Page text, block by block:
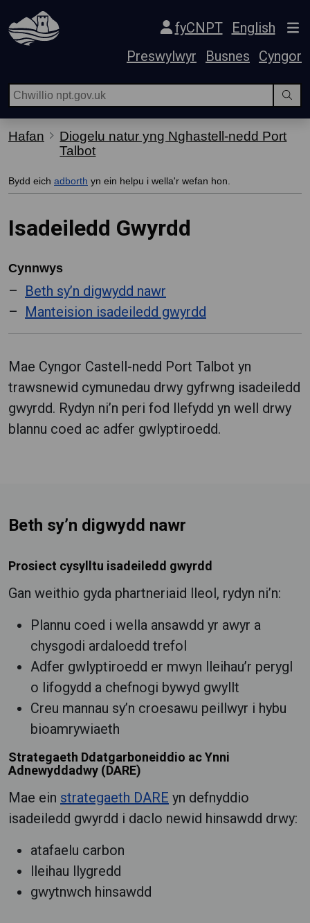
Hepgor gwe-lywio
fyCNPT
English
Preswylwyr
Busnes Cyngor
Hafan
Diogelu natur yng Nghastell-nedd Port
Talbot
Bydd eich adborth yn ein helpu i wella'r wefan hon.
Isadeiledd Gwyrdd
Cynnwys
Beth sy’n digwydd nawr
Manteision isadeiledd gwyrdd
Mae Cyngor Castell-nedd Port Talbot yn
trawsnewid cymunedau drwy gyfrwng isadeiledd
gwyrdd. Rydyn ni’n peri fod llefydd yn well drwy
blannu coed ac adfer gwlyptiroedd.
Beth sy’n digwydd nawr
Prosiect cysylltu isadeiledd gwyrdd
Gan weithio gyda phartneriaid lleol, rydyn ni’n:
Plannu coed i wella ansawdd yr awyr a
chysgodi ardaloedd trefol
Adfer gwlyptiroedd er mwyn lleihau’r perygl
o lifogydd a chefnogi bywyd gwyllt
Creu mannau sy’n croesawu peillwyr i hybu
bioamrywiaeth
Strategaeth Ddatgarboneiddio ac Ynni
Adnewyddadwy (DARE)
Mae ein strategaeth DARE yn defnyddio
isadeiledd gwyrdd i daclo newid hinsawdd drwy:
atafaelu carbon
lleihau llygredd
gwytnwch hinsawdd